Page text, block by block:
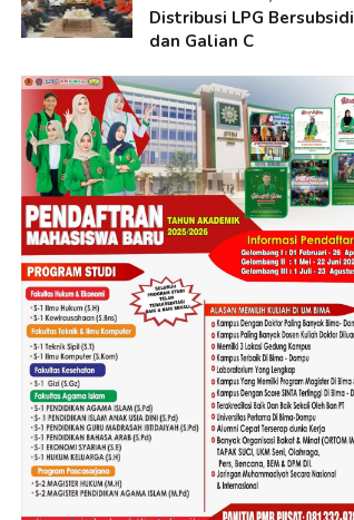
Distribusi LPG Bersubsidi
dan Galian C